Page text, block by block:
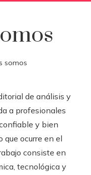
somos
de análisis y
a profesionales
y bien
que ocurre en el
consiste en
tecnológica y